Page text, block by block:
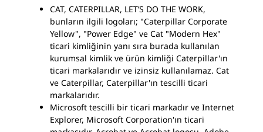
CAT, CATERPILLAR, LET’S DO THE WORK,
bunların ilgili logoları; "Caterpillar Corporate
Yellow", "Power Edge" ve Cat "Modern Hex"
ticari kimliğinin yanı sıra burada kullanılan
kurumsal kimlik ve ürün kimliği Caterpillar'ın
ticari markalarıdır ve izinsiz kullanılamaz. Cat
ve Caterpillar, Caterpillar'ın tescilli ticari
markalarıdır.
Microsoft tescilli bir ticari markadır ve Internet
Explorer, Microsoft Corporation'ın ticari